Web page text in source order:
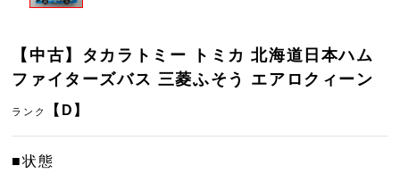
【中古】タカラトミー トミカ 北海道日本ハム
ファイターズバス 三菱ふそう エアロクィーン
ランク 【D】
■状態